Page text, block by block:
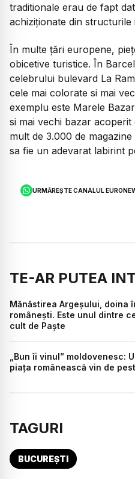
traditionale erau de fapt
achiziționate din structurile
În multe țări europene,
obicetive turistice. În
celebrului bulevard La
cele mai colorate si mai
exemplu este Marele
si mai vechi bazar
mult de 3.000 de
sa fie un adevarat labirint
URMĂREȘTE CANALUL
TE-AR PUTEA
Mănăstirea Argeșului, doina
românești. Este unul dintre
cult de Paște
„Bun îi vinul” moldovenesc:
piața românească vin de
TAGURI
BUCUREȘTI